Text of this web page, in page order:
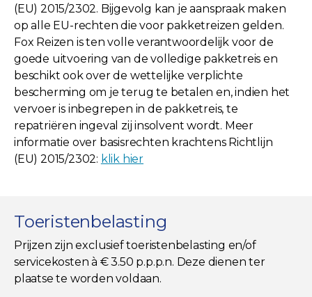
(EU) 2015/2302. Bijgevolg kan je aanspraak maken
op alle EU-rechten die voor pakketreizen gelden.
Fox Reizen is ten volle verantwoordelijk voor de
goede uitvoering van de volledige pakketreis en
beschikt ook over de wettelijke verplichte
bescherming om je terug te betalen en, indien het
vervoer is inbegrepen in de pakketreis, te
repatriëren ingeval zij insolvent wordt. Meer
informatie over basisrechten krachtens Richtlijn
(EU) 2015/2302: klik hier
Toeristenbelasting
Prijzen zijn exclusief toeristenbelasting en/of
servicekosten à € 3.50 p.p.p.n. Deze dienen ter
plaatse te worden voldaan.